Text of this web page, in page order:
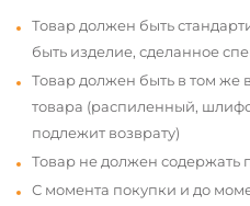
Товар должен быть
быть изделие, сделанное
Товар должен быть в том же
товара (распиленный,
подлежит возврату)
Товар не должен содержать
С момента покупки и до